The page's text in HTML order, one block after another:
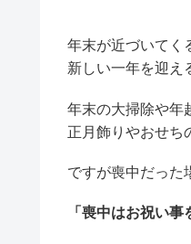
年末が近づいてく
新しい一年を迎え
年末の大掃除や年
正月飾りやおせち
ですが喪中だった
「喪中はお祝い事